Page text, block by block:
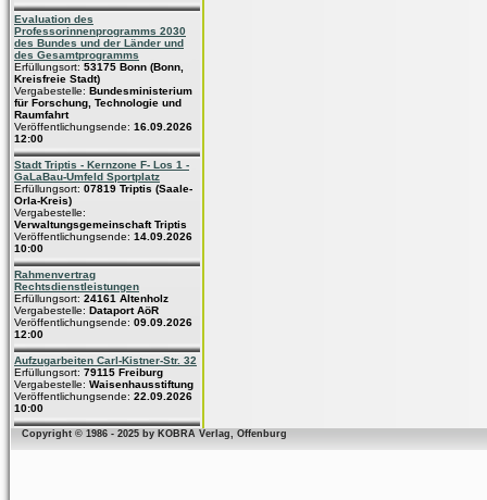
Evaluation des
Professorinnenprogramms 2030
des Bundes und der Länder und
des Gesamtprogramms
Erfüllungsort: 53175 Bonn (Bonn,
Kreisfreie Stadt)
Vergabestelle: Bundesministerium
für Forschung, Technologie und
Raumfahrt
Veröffentlichungsende: 16.09.2026
12:00
Stadt Triptis - Kernzone F- Los 1 -
GaLaBau-Umfeld Sportplatz
Erfüllungsort: 07819 Triptis (Saale-
Orla-Kreis)
Vergabestelle:
Verwaltungsgemeinschaft Triptis
Veröffentlichungsende: 14.09.2026
10:00
Rahmenvertrag
Rechtsdienstleistungen
Erfüllungsort: 24161 Altenholz
Vergabestelle: Dataport AöR
Veröffentlichungsende: 09.09.2026
12:00
Aufzugarbeiten Carl-Kistner-Str. 32
Erfüllungsort: 79115 Freiburg
Vergabestelle: Waisenhausstiftung
Veröffentlichungsende: 22.09.2026
10:00
Copyright © 1986 - 2025 by KOBRA Verlag, Offenburg